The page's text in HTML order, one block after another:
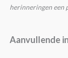
herinneringen een
Aanvullende